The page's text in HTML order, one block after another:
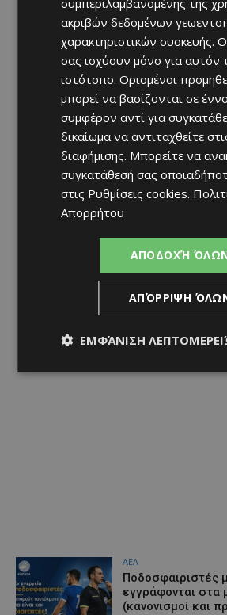
ΑΕΛ
Ποδοσφαιριστές
εγγράφονται στα
(κανονισμοί και
ακριβών δεδομένων
χαρακτηριστικών συσκευής.
σας ισχύουν μόνο για αυτόν
ιστότοπο. Ορισμένοι
μπορεί να βασίζονται σε
συμφέρον αντί για
δικαίωμα να αντιταχθείτε
διαφήμισης. Μπορείτε να
συγκατάθεσή σας
στις Ρυθμίσεις cookies.
Απορρήτου
ΑΠΟΔΟΧΉ
ΑΠΌΡΡΙΨΗ
ΕΜΦΆΝΙΣΗ